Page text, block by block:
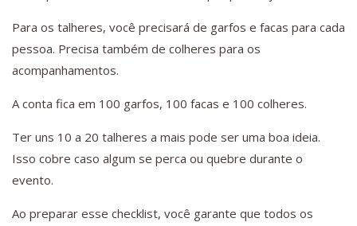
Para os talheres, você precisará de garfos e facas para cada
pessoa. Precisa também de colheres para os
acompanhamentos.
A conta fica em 100 garfos, 100 facas e 100 colheres.
Ter uns 10 a 20 talheres a mais pode ser uma boa ideia.
Isso cobre caso algum se perca ou quebre durante o
evento.
Ao preparar esse checklist, você garante que todos os